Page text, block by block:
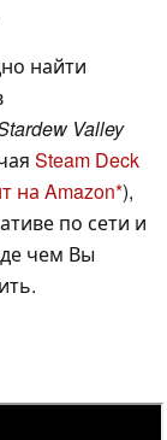
найти
Valley
Steam Deck
на Amazon ),
по сети и
чем Вы